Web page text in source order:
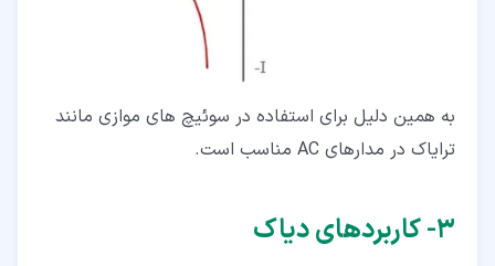
به همین دلیل برای استفاده در سوئیچ های موازی مانند
ترایاک در مدارهای AC مناسب است.
۳‏- کاربردهای دیاک